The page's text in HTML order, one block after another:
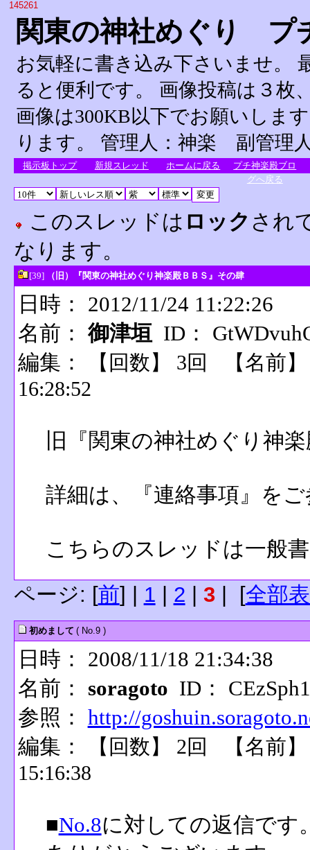
145261
関東の神社めぐり プ
お気軽に書き込み下さいませ。
ると便利です。 画像投稿は３枚
画像は300KB以下でお願いしま
ります。 管理人：神楽 副管理
掲示板トップ 新規スレッド ホームに戻る
プチ神楽殿ブロ
グへ戻る
このスレッドは ロック され
なります。
[39] （旧）『関東の神社めぐり神楽殿ＢＢＳ』その肆
日時： 2012/11/24 11:22:26
名前： 御津垣ID：
編集：
【回数】 3回 【名前
16:28:52
旧『関東の神社めぐり神
詳細は、『連絡事項』を
こちらのスレッドは一般
ページ: [前] | 1 2 3| [全部
初めまして ( No.9 )
日時： 2008/11/18 21:34:38
名前： soragoto ID：
参照： http://
編集：
【回数】 2回 【名前
15:16:38
■No.8に対しての返信です